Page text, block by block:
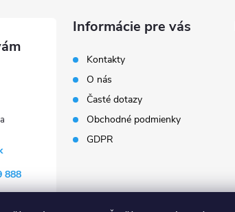
888
Informácie pre vás
Kontakty
O nás
Časté dotazy
Obchodné podmienky
GDPR